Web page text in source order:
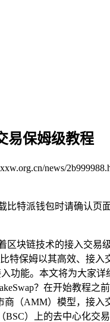
易保姆级教程
news/
特派钱包时请确认页
区块链技术的接入交
比特保姆以其高效、
能。本文将为大家
？在开始教程之
（AMM）模型，接
BSC）上的去中心化